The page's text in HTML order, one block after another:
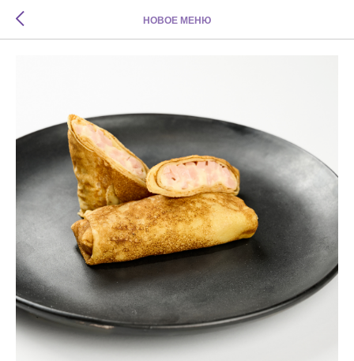
НОВОЕ МЕНЮ